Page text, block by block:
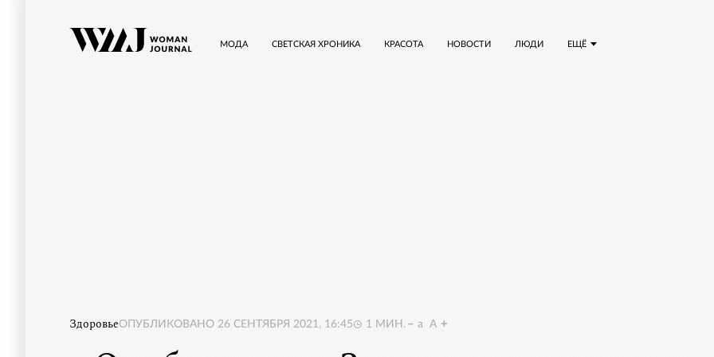
ЕЩЁ
МОДА СВЕТСКАЯ ХРОНИКА КРАСОТА НОВОСТИ ЛЮДИ
ЗдоровьеОПУБЛИКОВАНО 26 СЕНТЯБРЯ 2021, 16:45 1 МИН. a A